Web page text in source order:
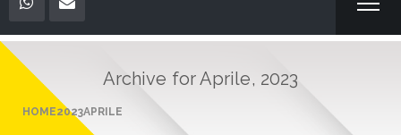
Archive forAprile, 2023
HOME2023APRILE